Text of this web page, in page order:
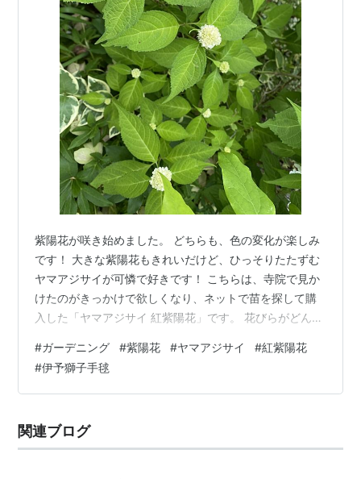
紫陽花が咲き始めました。 どちらも、色の変化が楽しみ
です！ 大きな紫陽花もきれいだけど、ひっそりたたずむ
ヤマアジサイが可憐で好きです！ こちらは、寺院で見か
けたのがきっかけで欲しくなり、ネットで苗を探して購
入した「ヤマアジサイ 紅紫陽花」です。 花びらがどんど
も可愛い。 今は、こんな感じ。 ヤマアジサイ 紅紫陽花
そして、こちらは、かなり昔、西武ドームで「国際バラ
とガーデニングショー」が開かれていた時に買った苗で
て、とても参考になるのでほぼ毎年行っていました。 そ
こで、娘が私にとプレゼントしてくれ…
#ガーデニング #紫陽花 #ヤマアジサイ #紅紫陽花
#伊予獅子手毬
関連ブログ